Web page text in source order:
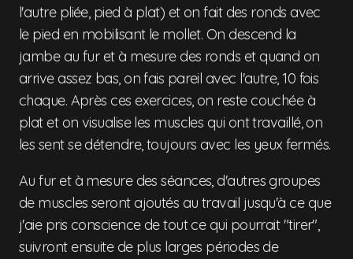
l'autre pliée, pied à plat) et on fait des ronds avec
le pied en mobilisant le mollet. On descend la
jambe au fur et à mesure des ronds et quand on
arrive assez bas, on fais pareil avec l'autre, 10 fois
chaque. Après ces exercices, on reste couchée à
plat et on visualise les muscles qui ont travaillé, on
les sent se détendre, toujours avec les yeux fermés.
Au fur et à mesure des séances, d'autres groupes
de muscles seront ajoutés au travail jusqu'à ce que
j'aie pris conscience de tout ce qui pourrait "tirer",
suivront ensuite de plus larges périodes de